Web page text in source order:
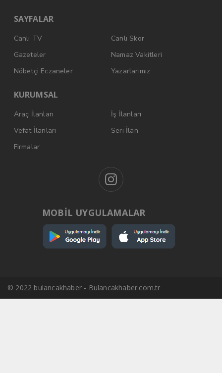
SAYFALAR
Canlı TV
Canlı Skor
Gazeteler
Namaz Vakitleri
Nöbetçi Eczaneler
Yazarlarımız
KURUMSAL
Araç İlanları
İş İlanları
Vefat İlanları
Seri İlan
Firmalar
MOBİL UYGULAMALAR
© 2022 bulancakhaber - Bulancakhaber.com.tr